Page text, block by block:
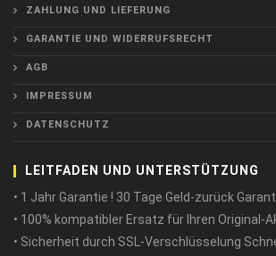
ZAHLUNG UND LIEFERUNG
GARANTIE UND WIDERRUFSRECHT
AGB
IMPRESSUM
DATENSCHUTZ
LEITFADEN UND UNTERSTÜTZUNG
• 1 Jahr Garantie ! 30 Tage Geld-zurück
• 100% kompatibler Ersatz für Ihren Original-
• Sicherheit durch SSL-Verschlüsselung